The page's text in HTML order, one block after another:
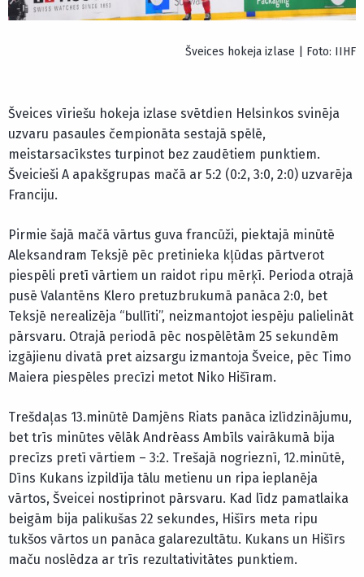
Šveices hokeja izlase | Foto: IIHF
Šveices vīriešu hokeja izlase svētdien Helsinkos svinēja
uzvaru pasaules čempionāta sestajā spēlē,
meistarsacīkstes turpinot bez zaudētiem punktiem.
Šveicieši A apakšgrupas mačā ar 5:2 (0:2, 3:0, 2:0) uzvarēja
Franciju.
Pirmie šajā mačā vārtus guva francūži, piektajā minūtē
Aleksandram Teksjē pēc pretinieka kļūdas pārtverot
piespēli pretī vārtiem un raidot ripu mērķī. Perioda otrajā
pusē Valantēns Klero pretuzbrukumā panāca 2:0, bet
Teksjē nerealizēja “bullīti”, neizmantojot iespēju palielināt
pārsvaru. Otrajā periodā pēc nospēlētām 25 sekundēm
izgājienu divatā pret aizsargu izmantoja Šveice, pēc Timo
Maiera piespēles precīzi metot Niko Hišīram.
Trešdaļas 13.minūtē Damjēns Riats panāca izlīdzinājumu,
bet trīs minūtes vēlāk Andrēass Ambīls vairākumā bija
precīzs pretī vārtiem – 3:2. Trešajā nogrieznī, 12.minūtē,
Dīns Kukans izpildīja tālu metienu un ripa ieplanēja
vārtos, Šveicei nostiprinot pārsvaru. Kad līdz pamatlaika
beigām bija palikušas 22 sekundes, Hišīrs meta ripu
tukšos vārtos un panāca galarezultātu. Kukans un Hišīrs
maču noslēdza ar trīs rezultativitātes punktiem.